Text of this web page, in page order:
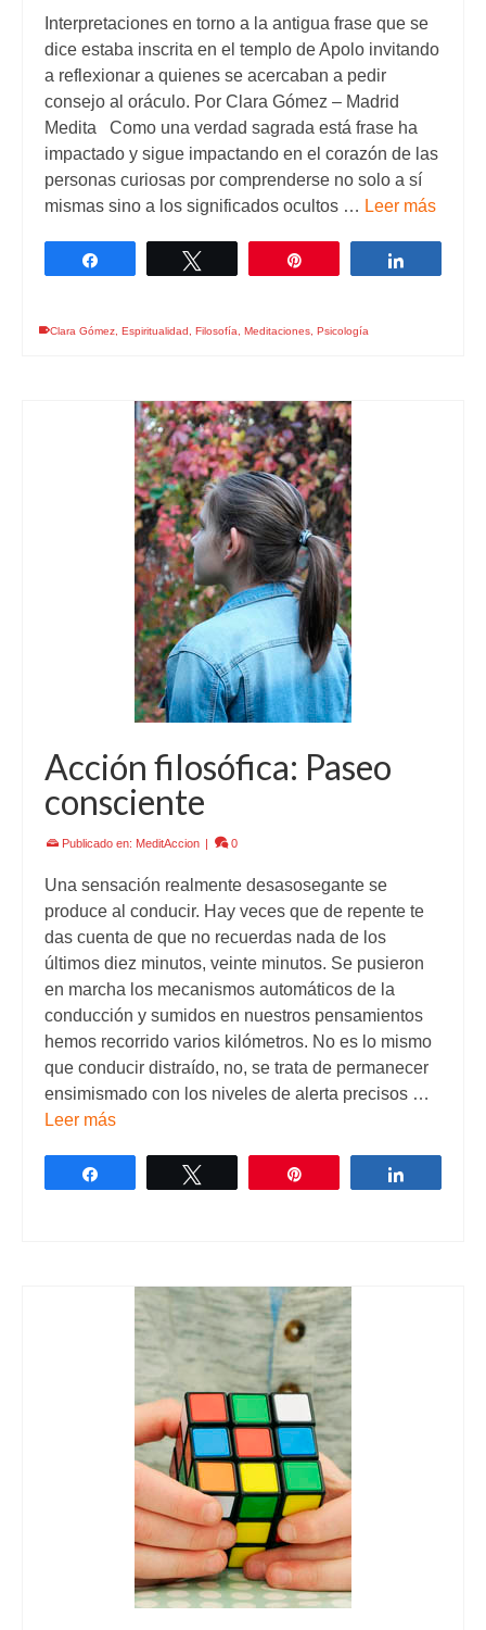
Interpretaciones en torno a la antigua frase que se
dice estaba inscrita en el templo de Apolo invitando
a reflexionar a quienes se acercaban a pedir
consejo al oráculo. Por Clara Gómez – Madrid
Medita Como una verdad sagrada está frase ha
impactado y sigue impactando en el corazón de las
personas curiosas por comprenderse no solo a sí
mismas sino a los significados ocultos … Leer más
Clara Gómez Espiritualidad Filosofía Meditaciones Psicología
Acción filosófica: Paseo
consciente
Publicado en: MeditAccion | 0
Una sensación realmente desasosegante se
produce al conducir. Hay veces que de repente te
das cuenta de que no recuerdas nada de los
últimos diez minutos, veinte minutos. Se pusieron
en marcha los mecanismos automáticos de la
conducción y sumidos en nuestros pensamientos
hemos recorrido varios kilómetros. No es lo mismo
que conducir distraído, no, se trata de permanecer
ensimismado con los niveles de alerta precisos …
Leer más